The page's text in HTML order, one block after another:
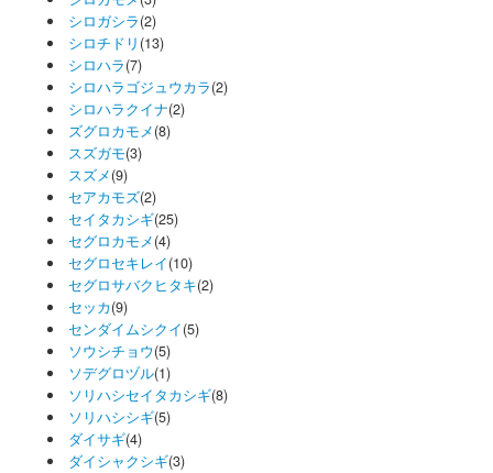
シロガシラ(2)
シロチドリ (13)
シロハラ(7)
シロハラゴジュウカラ(2)
シロハラクイナ(2)
ズグロカモメ(8)
スズガモ(3)
スズメ(9)
セアカモズ(2)
セイタカシギ(25)
セグロカモメ(4)
セグロセキレイ(10)
セグロサバクヒタキ(2)
セッカ(9)
センダイムシクイ(5)
ソウシチョウ(5)
ソデグロヅル(1)
ソリハシセイタカシギ(8)
ソリハシシギ(5)
ダイサギ(4)
ダイシャクシギ(3)